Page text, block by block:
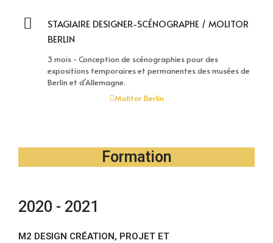
STAGIAIRE DESIGNER-SCÉNOGRAPHE / MOLITOR
BERLIN
3 mois - Conception de scénographies pour des
expositions temporaires et permanentes des musées de
Berlin et d'Allemagne.
Molitor Berlin
Formation
2020 - 2021
M2 DESIGN CRÉATION, PROJET ET